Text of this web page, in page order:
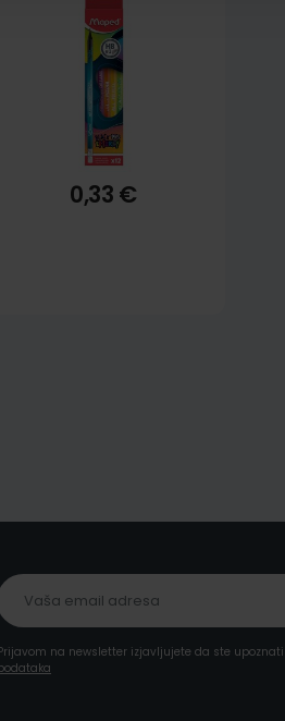
0,33 €
na newsletter izjavljujete da ste